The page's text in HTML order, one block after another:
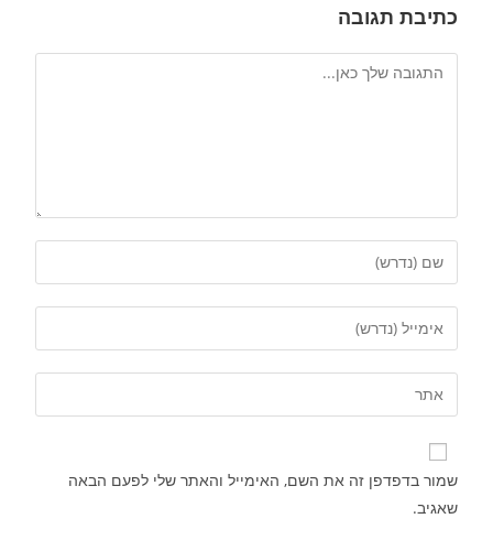
כתיבת תגובה
שמור בדפדפן זה את השם, האימייל והאתר שלי לפעם הבאה
שאגיב.